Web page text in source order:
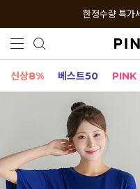
한정수량 특가
신상8% 베스트50 PINK